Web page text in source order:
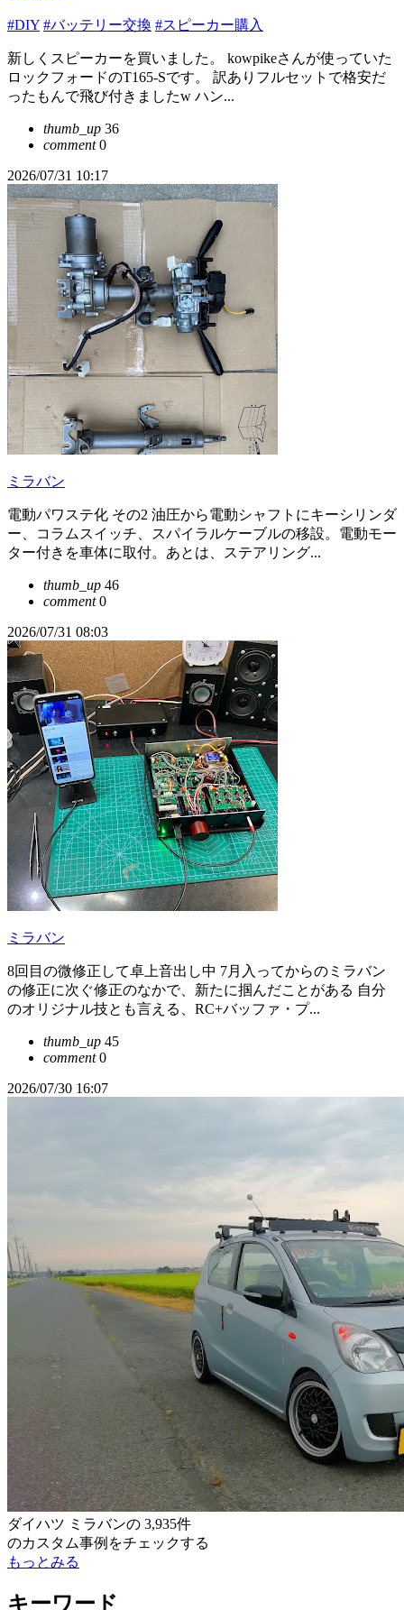
#DIY #バッテリー交換 #スピーカー購入
新しくスピーカーを買いました。 kowpikeさんが使っていた
ロックフォードのT165-Sです。 訳ありフルセットで格安だ
ったもんで飛び付きましたw ハン...
thumb_up 36
comment0
2026/07/31 10:17
ミラバン
電動パワステ化 その2 油圧から電動シャフトにキーシリンダ
ー、コラムスイッチ、スパイラルケーブルの移設。電動モー
ター付きを車体に取付。あとは、ステアリング...
thumb_up 46
comment0
2026/07/31 08:03
ミラバン
8回目の微修正して卓上音出し中 7月入ってからのミラバン
の修正に次ぐ修正のなかで、新たに掴んだことがある 自分
のオリジナル技とも言える、RC+バッファ・プ...
thumb_up 45
comment0
2026/07/30 16:07
ダイハツ ミラバンの 3,935件
のカスタム事例をチェックする
もっとみる
キーワード